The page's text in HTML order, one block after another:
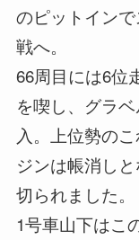
のピットイン
戦へ。
66周目には6位
を喫し、グラ
入。上位勢の
ジンは帳消し
切られました。
1号車山下はこ